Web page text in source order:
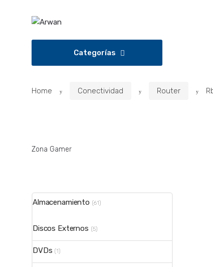
navegación
Categorías
Home Conectividad Router
Zona Gamer
Almacenamiento (61)
Discos Externos (5)
DVDs (1)